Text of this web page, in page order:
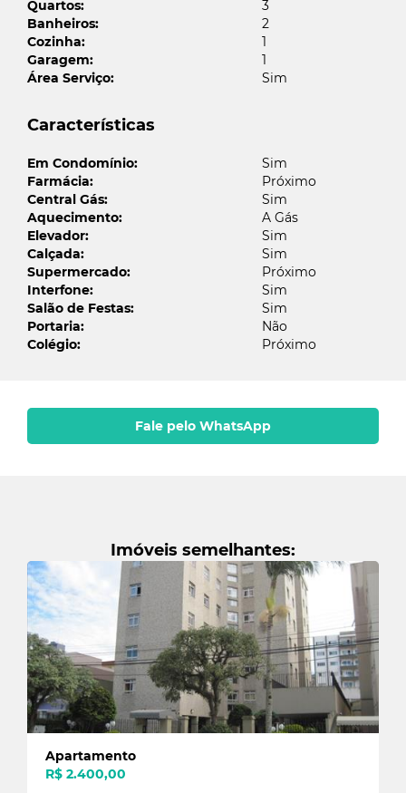
Seu nome
Nome do fiador
Email do fiador
Quartos:
3
Banheiros:
2
Cozinha:
1
Garagem:
1
Área Serviço:
Sim
Características
Em Condomínio:
Sim
Farmácia:
Próximo
Central Gás:
Sim
Aquecimento:
A Gás
Elevador:
Sim
Calçada:
Sim
Supermercado:
Próximo
Interfone:
Sim
Salão de Festas:
Sim
Portaria:
Não
Colégio:
Próximo
Fale pelo WhatsApp
Imóveis semelhantes:
Apartamento
R$ 2.400,00